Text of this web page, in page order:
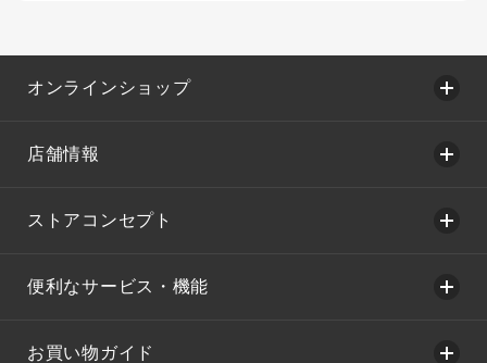
オンラインショップ
店舗情報
ストアコンセプト
便利なサービス・機能
お買い物ガイド